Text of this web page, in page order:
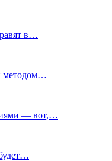
в…
методом…
— вот,…